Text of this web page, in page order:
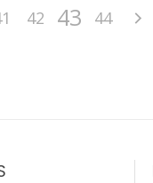
42 43 44